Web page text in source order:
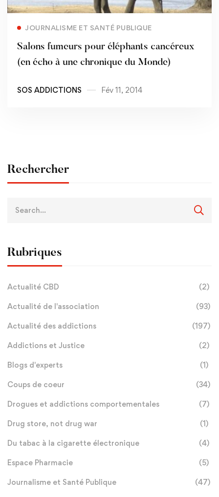
Read more
JOURNALISME ET SANTÉ PUBLIQUE
Salons fumeurs pour éléphants cancéreux
(en écho à une chronique du Monde)
SOS ADDICTIONS Fév 11, 2014
Rechercher
Rubriques
Actualité CBD (2)
Actualité de l'association (93)
Actualité des addictions (197)
Addictions et Justice (2)
Blogs d'experts (1)
Coups de coeur (34)
Drogues et addictions comportementales (7)
Drug store, not drug war (1)
Du tabac à la cigarette électronique (4)
Espace Pharmacie (5)
Journalisme et Santé Publique (47)